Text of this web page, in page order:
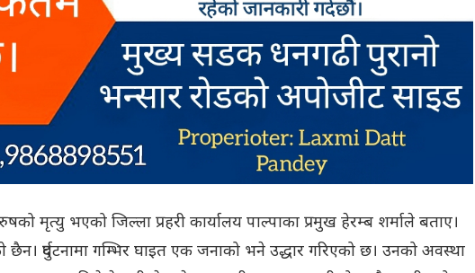
मृत्यु भएको जिल्ला प्रहरी कार्यालय पाल्पाका प्रमुख हेरम्ब शर्माले बताए।
दुर्घटनामा गम्भिर घाइत एक जनाको भने उद्धार गरिएको छ। उनको अवस्था